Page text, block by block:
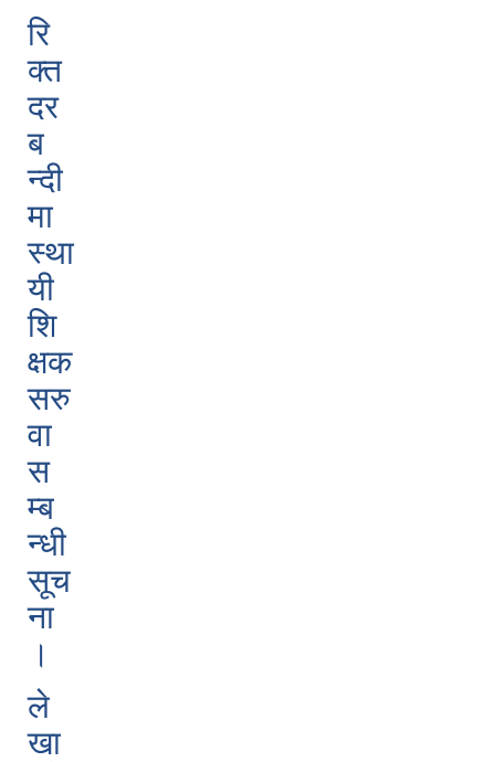
रि
क्त
दर
ब
न्दी
मा
स्था
यी
शि
क्षक
सरु
वा
स
म्ब
न्धी
सूच
ना
।
ले
खा